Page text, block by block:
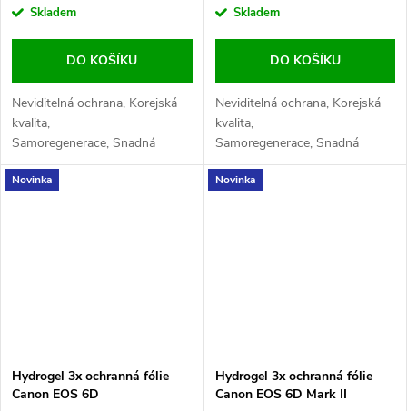
cena:Skladem
DO KOŠÍKU
Neviditelná ochrana, Korejská
kvalita,
Samoregenerace, Snadná
aplikace, Maximální
citlivost, Odolnost proti
cena:Skladem
DO KOŠÍKU
Neviditelná ochrana, Korejská
kvalita,
Samoregenerace, Snadná
aplikace, Maximální
citlivost, Odolnost proti
Novinka
Hydrogel 3x ochranná fólie
Canon EOS 6D
Novinka
Hydrogel 3x ochranná fólie
Canon EOS 6D Mark II